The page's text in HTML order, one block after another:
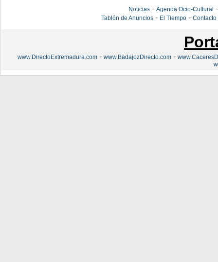
Noticias- Agenda Ocio-Cultural
Tablón de Anuncios- El Tiempo- Contacto
www.DirectoExtremadura.com - www.BadajozDirecto.com -